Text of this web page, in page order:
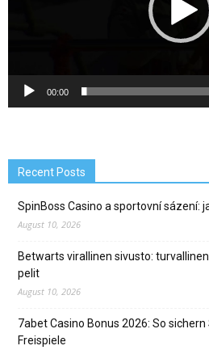
00:00
Recent Posts
SpinBoss Casino a sportovní sázení:
August 10, 2026
Betwarts virallinen sivusto:
pelit
August 10, 2026
7abet Casino Bonus 2026: So sichern
Freispiele